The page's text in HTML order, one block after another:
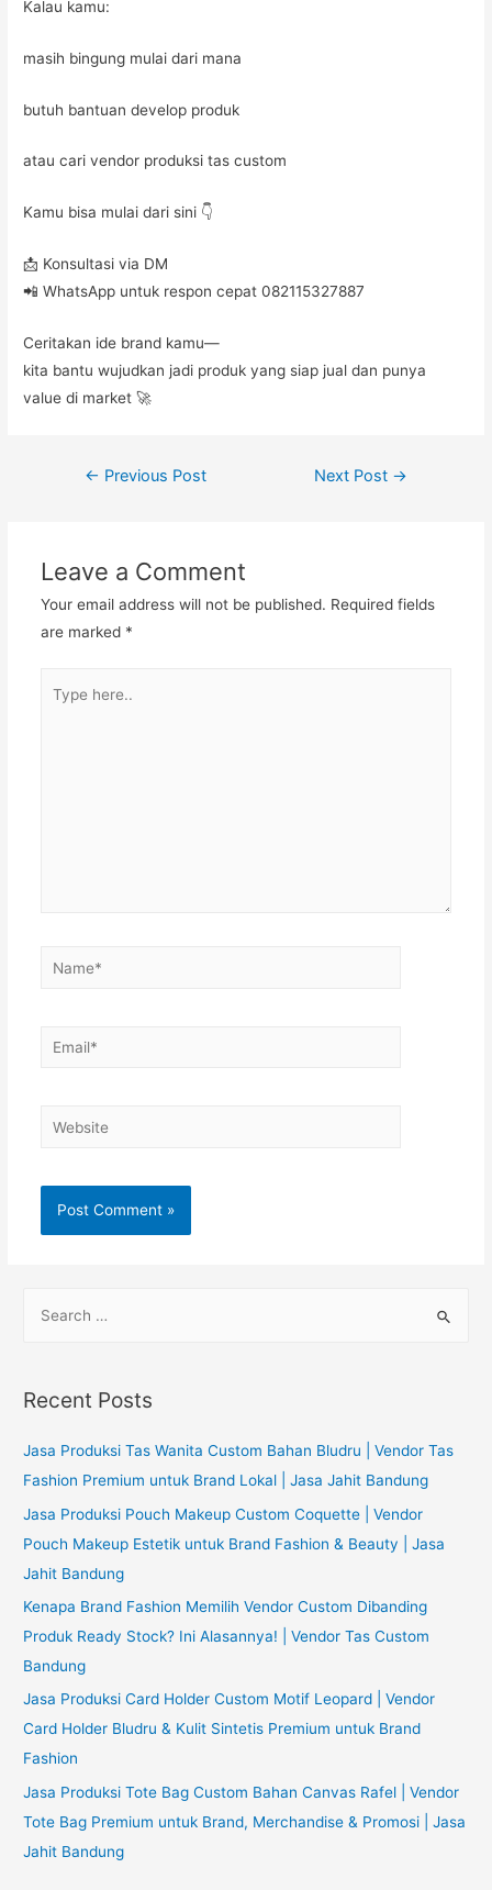
Kalau kamu:
masih bingung mulai dari mana
butuh bantuan develop produk
atau cari vendor produksi tas custom
Kamu bisa mulai dari sini 👇
📩 Konsultasi via DM
📲 WhatsApp untuk respon cepat 082115327887
Ceritakan ide brand kamu—
kita bantu wujudkan jadi produk yang siap jual dan punya
value di market 🚀
Post← Previous Post Next Post →
Leave a Comment
Your email address will not be published. Required fields
are marked *
here..
Name*
Email*
Website
r
h
f
o
r
Recent Posts
Jasa Produksi Tas Wanita Custom Bahan Bludru | Vendor Tas
Fashion Premium untuk Brand Lokal | Jasa Jahit Bandung
Jasa Produksi Pouch Makeup Custom Coquette | Vendor
Pouch Makeup Estetik untuk Brand Fashion & Beauty | Jasa
Jahit Bandung
Kenapa Brand Fashion Memilih Vendor Custom Dibanding
Produk Ready Stock? Ini Alasannya! | Vendor Tas Custom
Bandung
Jasa Produksi Card Holder Custom Motif Leopard | Vendor
Card Holder Bludru & Kulit Sintetis Premium untuk Brand
Fashion
Jasa Produksi Tote Bag Custom Bahan Canvas Rafel | Vendor
Tote Bag Premium untuk Brand, Merchandise & Promosi | Jasa
Jahit Bandung